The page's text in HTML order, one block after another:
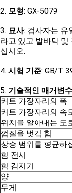
2. 모형: GX-5079
3. 묘사: 검사자는 유
라고 있고 발바닥 및
십시오.
4. 시험 기준: GB/T
5. 기술적인 매개변
커트 가장자리의 폭
커트 가장자리의 속
위치를 알아내는 도
껍질을 벗김 힘
상승 범위를 평균하
힘 전시
힘 감지기
양
무게